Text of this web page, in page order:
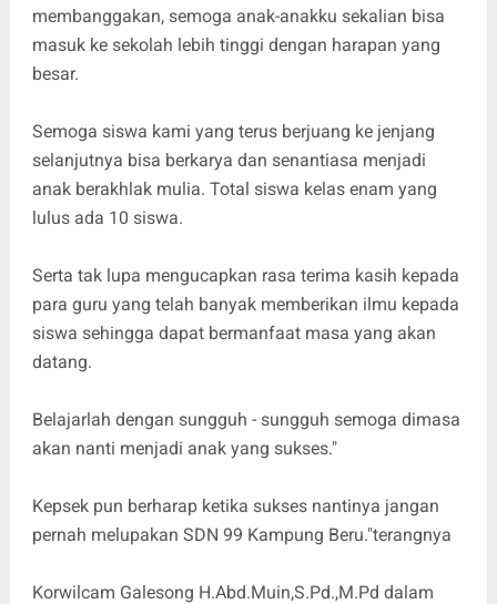
membanggakan, semoga anak-anakku sekalian bisa
masuk ke sekolah lebih tinggi dengan harapan yang
besar.
Semoga siswa kami yang terus berjuang ke jenjang
selanjutnya bisa berkarya dan senantiasa menjadi
anak berakhlak mulia. Total siswa kelas enam yang
lulus ada 10 siswa.
Serta tak lupa mengucapkan rasa terima kasih kepada
para guru yang telah banyak memberikan ilmu kepada
siswa sehingga dapat bermanfaat masa yang akan
datang.
Belajarlah dengan sungguh - sungguh semoga dimasa
akan nanti menjadi anak yang sukses."
Kepsek pun berharap ketika sukses nantinya jangan
pernah melupakan SDN 99 Kampung Beru."terangnya
Korwilcam Galesong H.Abd.Muin,S.Pd.,M.Pd dalam